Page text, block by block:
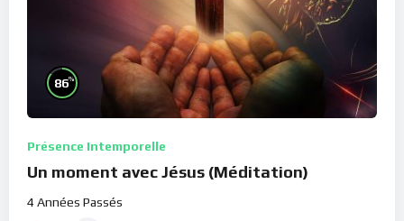
86%
Présence Intemporelle
Un moment avec Jésus (Méditation)
4 Années Passés